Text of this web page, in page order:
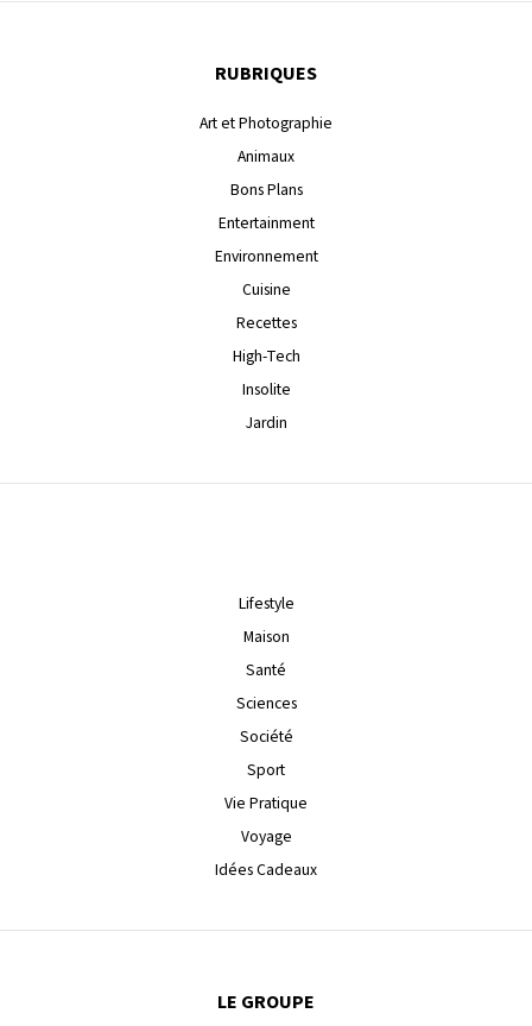
RUBRIQUES
Art et Photographie
Animaux
Bons Plans
Entertainment
Environnement
Cuisine
Recettes
High-Tech
Insolite
Jardin
Lifestyle
Maison
Santé
Sciences
Société
Sport
Vie Pratique
Voyage
Idées Cadeaux
LE GROUPE